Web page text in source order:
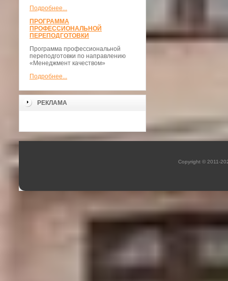
Подробнее...
ПРОГРАММА
ПРОФЕССИОНАЛЬНОЙ
ПЕРЕПОДГОТОВКИ
Программа профессиональной
переподготовки по направлению
«Менеджмент качеством»
Подробнее...
РЕКЛАМА
Copyright © 2011-